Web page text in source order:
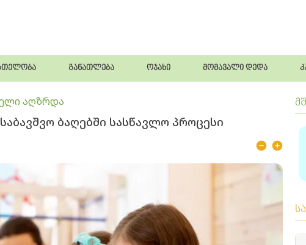
განათლება ოჯახი მომავალი დედა
აღზრდა
ბაღებში სასწავლო პროცესი